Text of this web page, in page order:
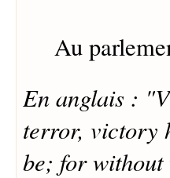
Au
En anglais :
terror, victory
be; for